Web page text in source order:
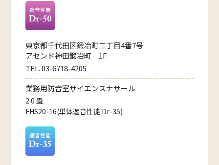
東京都千代田区鍛冶町二丁目4番7号
アセンド神田鍛冶町 1F
TEL. 03-6718-4205
業務用防音室サイエンスナサール
2.0 畳
FHS20-16(単体遮音性能 Dr-35)